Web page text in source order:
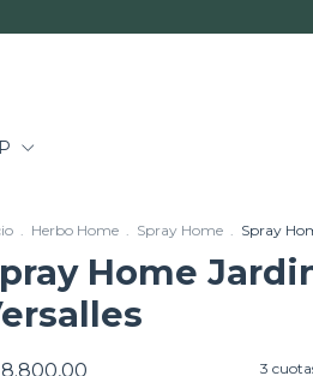
. Herbo Home . Spray Home . Spray
Home
3